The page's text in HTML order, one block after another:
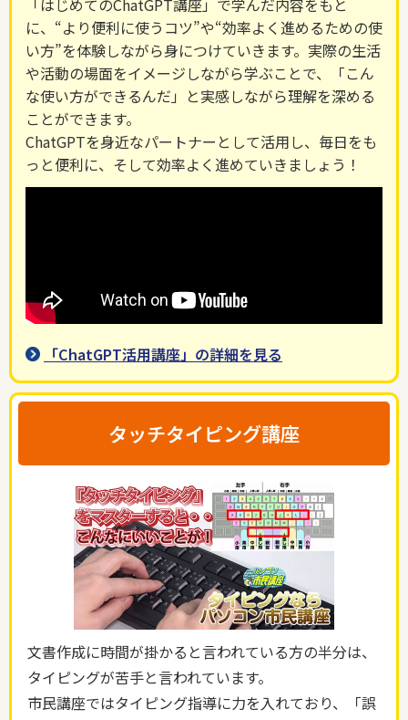
に、“より便利に使うコツ”や“効率よく進めるための使
い方”を体験しながら身につけていきます。実際の生活
や活動の場面をイメージしながら学ぶことで、「こん
な使い方ができるんだ」と実感しながら理解を深める
ことができます。
ChatGPTを身近なパートナーとして活用し、毎日をも
っと便利に、そして効率よく進めていきましょう！
「ChatGPT活用講座」の詳細を見る
タッチタイピング講座
文書作成に時間が掛かると言われている方の半分は、
タイピングが苦手と言われています。
市民講座ではタイピング指導に力を入れており、「誤